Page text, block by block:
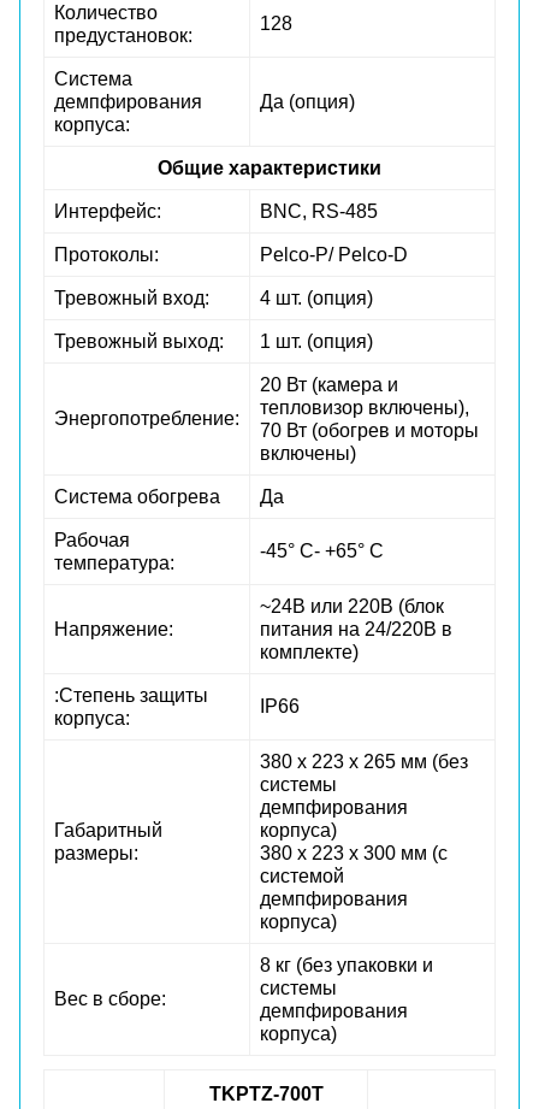
Количество
предустановок:
128
Система
демпфирования
корпуса:
Да (опция)
Общие характеристики
Интерфейс: BNC, RS-485
Протоколы: Pelco-P/ Pelco-D
Тревожный вход: 4 шт. (опция)
Тревожный выход: 1 шт. (опция)
Энергопотребление:
20 Вт (камера и
тепловизор включены),
70 Вт (обогрев и моторы
включены)
Система обогрева Да
Рабочая
температура:
-45° С- +65° С
Напряжение:
~24В или 220В (блок
питания на 24/220В в
комплекте)
:Степень защиты
корпуса:
IP66
Габаритный
размеры:
380 х 223 х 265 мм (без
системы
демпфирования
корпуса)
380 х 223 х 300 мм (с
системой
демпфирования
корпуса)
Вес в сборе:
8 кг (без упаковки и
системы
демпфирования
корпуса)
TKPTZ-700T